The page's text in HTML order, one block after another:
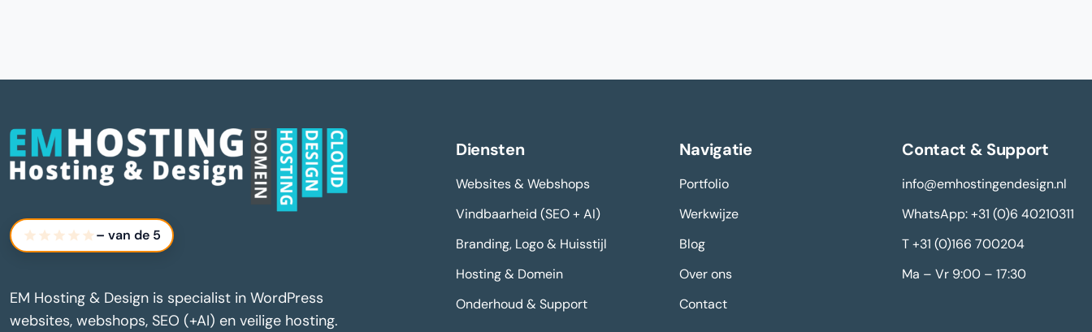
– van de 5
EM Hosting & Design is specialist in WordPress
websites, webshops, SEO (+AI) en veilige hosting.
Diensten
Websites & Webshops
Vindbaarheid (SEO + AI)
Branding, Logo & Huisstijl
Hosting & Domein
Onderhoud & Support
Navigatie
Portfolio
Werkwijze
Blog
Over ons
Contact
Contact & Support
info@emhostingendesign.nl
WhatsApp: +31 (0)6 40210311
T +31 (0)166 700204
Ma – Vr 9:00 – 17:30